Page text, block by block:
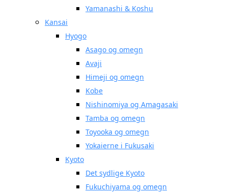
Yamanashi & Koshu
Kansai
Hyogo
Asago og omegn
Avaji
Himeji og omegn
Kobe
Nishinomiya og Amagasaki
Tamba og omegn
Toyooka og omegn
Yokaierne i Fukusaki
Kyoto
Det sydlige Kyoto
Fukuchiyama og omegn